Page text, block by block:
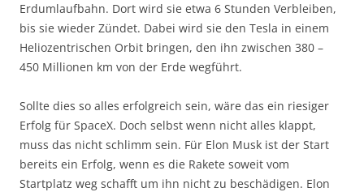
Erdumlaufbahn. Dort wird sie etwa 6 Stunden Verbleiben,
bis sie wieder Zündet. Dabei wird sie den Tesla in einem
Heliozentrischen Orbit bringen, den ihn zwischen 380 –
450 Millionen km von der Erde wegführt.
Sollte dies so alles erfolgreich sein, wäre das ein riesiger
Erfolg für SpaceX. Doch selbst wenn nicht alles klappt,
muss das nicht schlimm sein. Für Elon Musk ist der Start
bereits ein Erfolg, wenn es die Rakete soweit vom
Startplatz weg schafft um ihn nicht zu beschädigen. Elon